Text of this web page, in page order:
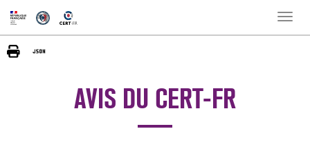
Toggle
AVIS DU CERT-FR